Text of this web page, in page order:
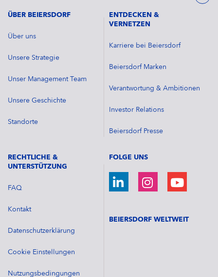
ÜBER BEIERSDORF
Über uns
Unsere Strategie
Unser Management Team
Unsere Geschichte
Standorte
ENTDECKEN &
VERNETZEN
Karriere bei Beiersdorf
Beiersdorf Marken
Verantwortung & Ambitionen
Investor Relations
Beiersdorf Presse
RECHTLICHE &
UNTERSTÜTZUNG
FAQ
Kontakt
Datenschutzerklärung
Cookie Einstellungen
Nutzungsbedingungen
FOLGE UNS
BEIERSDORF WELTWEIT